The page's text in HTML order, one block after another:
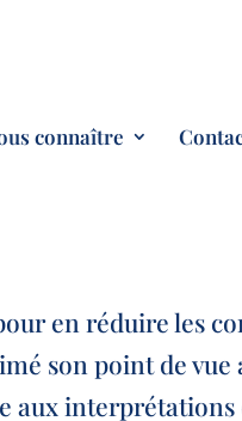
connaître
en réduire les
son point de vue
aux interprétations